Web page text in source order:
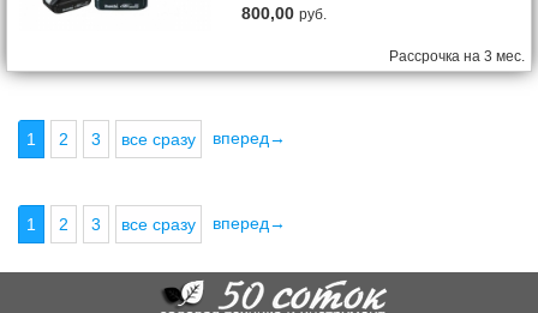
800,00руб.
Рассрочка на 3 мес.
1 2 3 все сразу вперед→
1 2 3 все сразу вперед→